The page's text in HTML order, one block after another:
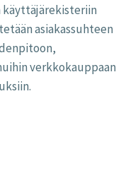
käyttäjärekisteriin
asiakassuhteen
verkkokauppaan